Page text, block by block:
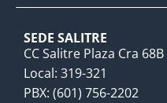
SEDE SALITRE
CC Salitre Plaza Cra
Local: 319-321
PBX: (601) 756-2202